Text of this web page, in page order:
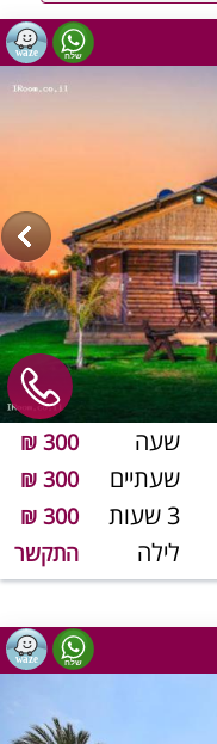
שעה 300 ₪
שעתיים 300 ₪
3 שעות 300 ₪
לילה התקשר